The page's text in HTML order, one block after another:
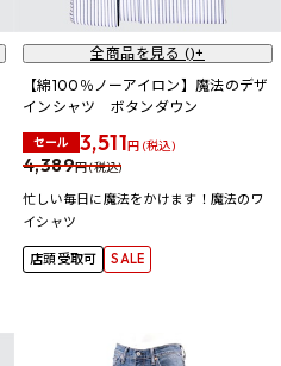
全商品を見る ()+
【綿100％ノーアイロン】魔法のデザ
インシャツ ボタンダウン
セール 3,511円 (税込)
4,389円 (税込)
忙しい毎日に魔法をかけます！魔法のワ
イシャツ
店頭受取可 SALE